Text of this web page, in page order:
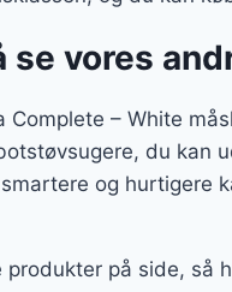
se vores
Complete – White
du kan
og hurtigere
produkter på side, så